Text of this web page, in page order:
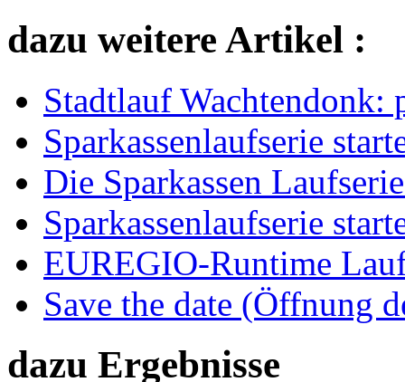
dazu weitere Artikel :
Stadtlauf Wachtendonk:
Sparkassenlaufserie
Die Sparkassen
Sparkassenlaufserie
EUREGIO-Runtime
Save the date (Öffnung
dazu Ergebnisse